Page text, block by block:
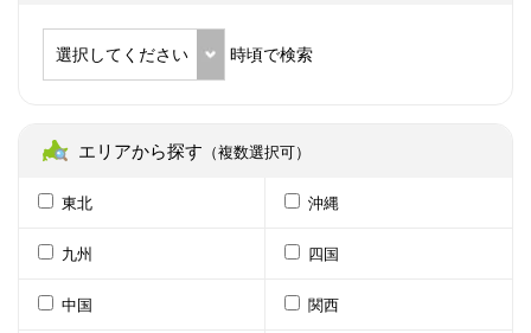
選択してください 時頃で検索
エリアから探す （複数選択可）
東北 沖縄
九州 四国
中国 関西